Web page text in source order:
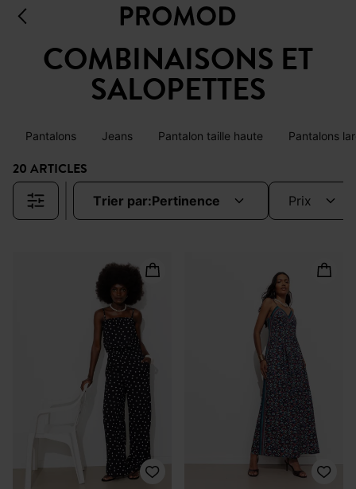
COMBINAISONS ET
SALOPETTES
Pantalons Jeans Pantalon taille haute Pantalons
20 ARTICLES
trier par: pertinence prix